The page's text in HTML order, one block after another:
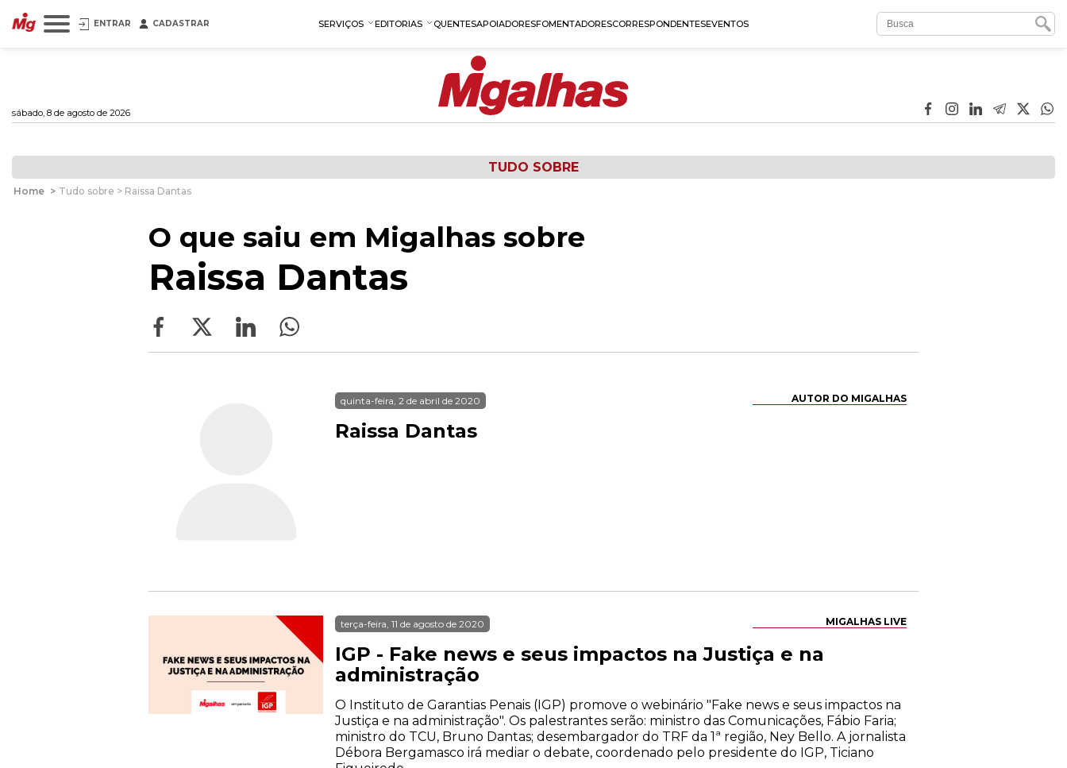
ENTRAR CADASTRAR SERVIÇOS EDITORIAS QUENTESAPOIADORESFOMENTADORESCORRESPONDENTESEVENTOS
sábado, 8 de agosto de 2026
TUDO SOBRE
Home > Tudo sobre > Raissa Dantas
O que saiu em Migalhas sobre
Raissa Dantas
AUTOR DO MIGALHAS
quinta-feira, 2 de abril de 2020
Raissa Dantas
MIGALHAS LIVE
terça-feira, 11 de agosto de 2020
IGP - Fake news e seus impactos na Justiça e na
administração
O Instituto de Garantias Penais (IGP) promove o webinário "Fake news e seus impactos na
Justiça e na administração". Os palestrantes serão: ministro das Comunicações, Fábio Faria;
ministro do TCU, Bruno Dantas; desembargador do TRF da 1ª região, Ney Bello. A jornalista
Débora Bergamasco irá mediar o debate, coordenado pelo presidente do IGP, Ticiano